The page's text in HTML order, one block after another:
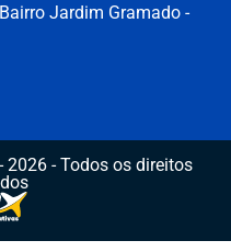
Jardim Gramado -
- Todos os direitos